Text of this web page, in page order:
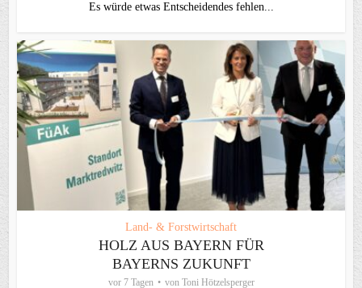
Es würde etwas Entscheidendes fehlen...
Land- & Forstwirtschaft
HOLZ AUS BAYERN FÜR
BAYERNS ZUKUNFT
vor 7 Tagen von Toni Hötzelsperger